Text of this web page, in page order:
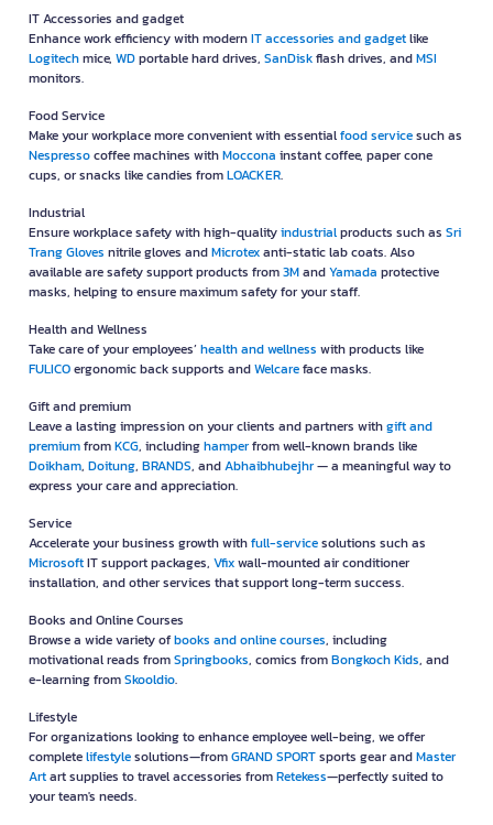
IT Accessories and gadget
Enhance work efficiency with modernIT accessories and gadgetlike
Logitechmice, WDportable hard drives, SanDiskflash drives, andMSI
monitors.
Food Service
Make your workplace more convenient with essentialfood servicesuch as
Nespressocoffee machines withMoccona instant coffee, paper cone
cups, or snacks like candies fromLOACKER.
Industrial
Ensure workplace safety with high-qualityindustrialproducts such as Sri
Trang Gloves nitrile gloves andMicrotexanti-static lab coats. Also
available are safety support products from3MandYamada protective
masks, helping to ensure maximum safety for your staff.
Health and Wellness
Take care of your employees’health and wellness with products like
FULICOergonomic back supports andWelcareface masks.
Gift and premium
Leave a lasting impression on your clients and partners withgift and
premiumfromKCG, includinghamperfrom well-known brands like
Doikham, Doitung, BRANDS, andAbhaibhubejhr— a meaningful way to
express your care and appreciation.
Service
Accelerate your business growth withfull-servicesolutions such as
MicrosoftIT support packages, Vfixwall-mounted air conditioner
installation, and other services that support long-term success.
Books and Online Courses
Browse a wide variety ofbooks and online courses, including
motivational reads fromSpringbooks, comics fromBongkoch Kids, and
e-learning fromSkooldio.
Lifestyle
For organizations looking to enhance employee well-being, we offer
completelifestylesolutions—fromGRAND SPORTsports gear andMaster
Artart supplies to travel accessories fromRetekess—perfectly suited to
your team's needs.